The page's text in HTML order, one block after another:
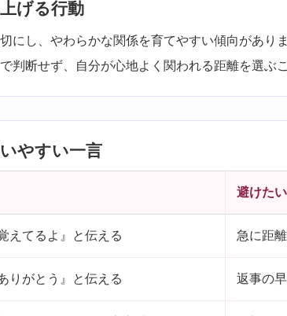
げる行動
にし、やわらかな関係を育てやすい傾向があり
判断せず、自分が心地よく関われる距離を選ぶ
やすい一言
避けた
えてるよ』と伝える 急に距
りがとう』と伝える 返事の